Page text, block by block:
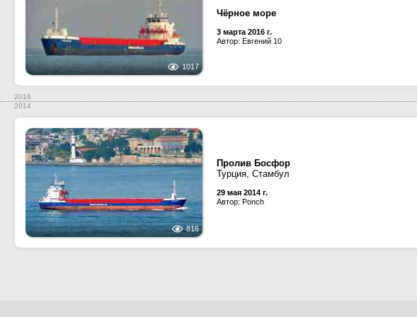
1017
Чёрное море
3 марта 2016 г.
Автор: Евгений 10
2016
2014
816
Пролив Босфор
Турция, Стамбул
29 мая 2014 г.
Автор: Ponch